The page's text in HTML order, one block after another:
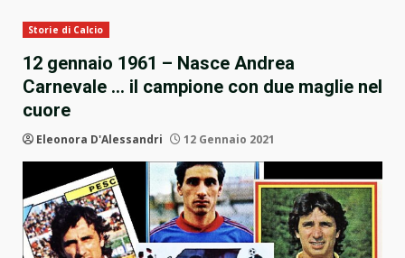
Storie di Calcio
12 gennaio 1961 – Nasce Andrea
Carnevale … il campione con due maglie nel
cuore
Eleonora D'Alessandri 12 Gennaio 2021